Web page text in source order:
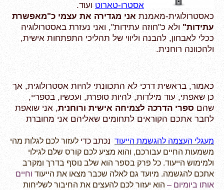
אסטרו-טארוט ועוד.
כאסטרולוגית-מאמנתאני מגדירה את עצמי כ"מאפשרת
עתידות" ולא כ"חוזה עתידות", ואני נעזרת באסטרולוגיה
ככלי לאבחון, להבנה וליווי של תהליכי התפתחות אישית,
ולהכוונה רוחנית.
כאמור, בראשית דרכי לא התכוונתי להיות אסטרולוגית, אך
כן שאפתי, עוד מילדות, להיות סופרת, ועכשיו, בספריי,
שהם ספרי הדרכה לצמיחה אישית ורוחנית, אני שואפת
לחבר אתכם הקוראים לתחומים שאליהם אני מחוברת
מעגלי העצמה להגשמת הייעוד נכתב כדי לעזור לכם לגלות מהי
משמעות החיים עבורכם, והוא מציע לכם קורס שלם לגילוי
ולמימוש הייעוד. כל פרק בספר הוא שלב נוסף בדרך ומקרב
אתכם להגשמה. מיועד גם לאלה שכבר מצאו את הייעודוחיים
אותו ביומיום – הוא יעזור לכם להעצים את החיבור לשליחות